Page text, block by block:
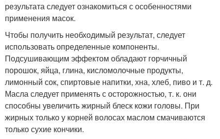
результата следует ознакомиться с особенностями
применения масок.
Чтобы получить необходимый результат, следует
использовать определенные компоненты.
Подсушивающим эффектом обладают горчичный
порошок, яйца, глина, кисломолочные продукты,
лимонный сок, спиртовые напитки, хна, хлеб, пиво и т. д.
Масла следует применять с осторожностью, т. к. они
способны увеличить жирный блеск кожи головы. При
жирных только у корней волосах маслом смачиваются
только сухие кончики.